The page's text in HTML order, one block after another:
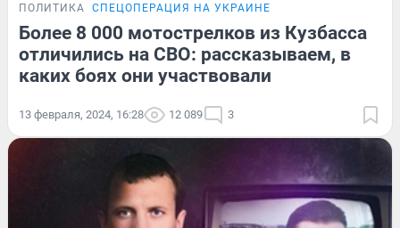
ПОЛИТИКА СПЕЦОПЕРАЦИЯ НА УКРАИНЕ
Более 8 000 мотострелков из Кузбасса
отличились на СВО: рассказываем, в
каких боях они участвовали
13 февраля, 2024, 16:28 12 089 3